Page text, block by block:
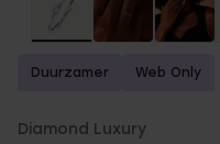
Duurzamer Web Only
Diamond Luxury